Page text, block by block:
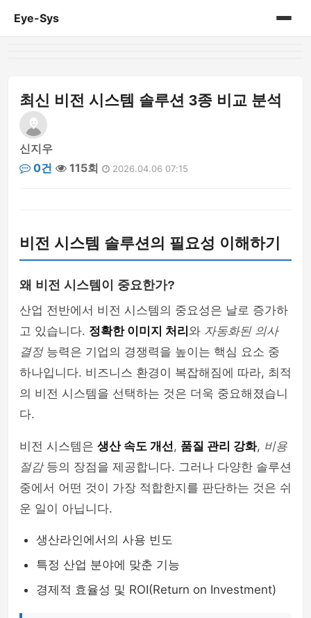
Eye-Sys
최신 비전 시스템 솔루션 3종 비교 분석
신지우
0건
115회 2026.04.06 07:15
비전 시스템 솔루션의 필요성 이해하기
왜 비전 시스템이 중요한가?
산업 전반에서 비전 시스템의 중요성은 날로 증가하
고 있습니다. 정확한 이미지 처리 와 자동화된 의사
결정능력은 기업의 경쟁력을 높이는 핵심 요소 중
하나입니다. 비즈니스 환경이 복잡해짐에 따라, 최적
의 비전 시스템을 선택하는 것은 더욱 중요해졌습니
다.
비전 시스템은 생산 속도 개선, 품질 관리 강화, 비용
절감등의 장점을 제공합니다. 그러나 다양한 솔루션
중에서 어떤 것이 가장 적합한지를 판단하는 것은 쉬
운 일이 아닙니다.
생산라인에서의 사용 빈도
특정 산업 분야에 맞춘 기능
경제적 효율성 및 ROI(Return on Investment)